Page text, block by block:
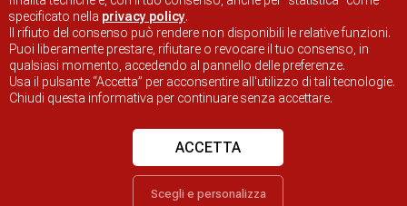
specificato nella privacy policy.
Il rifiuto del consenso può rendere non disponibili le relative funzioni.
Puoi liberamente prestare, rifiutare o revocare il tuo consenso, in
qualsiasi momento, accedendo al pannello delle preferenze.
Usa il pulsante “Accetta” per acconsentire all'utilizzo di tali tecnologie.
Chiudi questa informativa per continuare senza accettare.
Scegli e personalizza
ACCETTA